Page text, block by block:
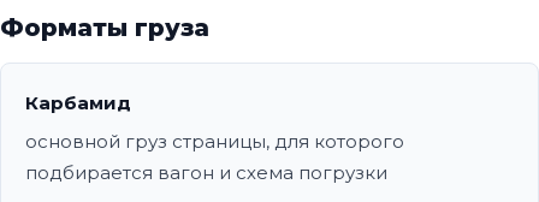
Форматы груза
Карбамид
основной груз страницы, для которого
подбирается вагон и схема погрузки